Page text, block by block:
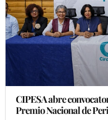
CIPESA abre
Premio Nacional de